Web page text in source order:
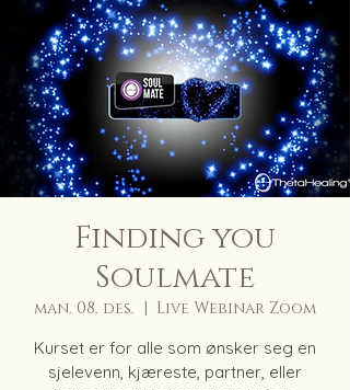
Finding you
Soulmate
man. 08. des.
  |
Live Webinar Zoom
Kurset er for alle som ønsker seg en
sjelevenn, kjæreste, partner, eller